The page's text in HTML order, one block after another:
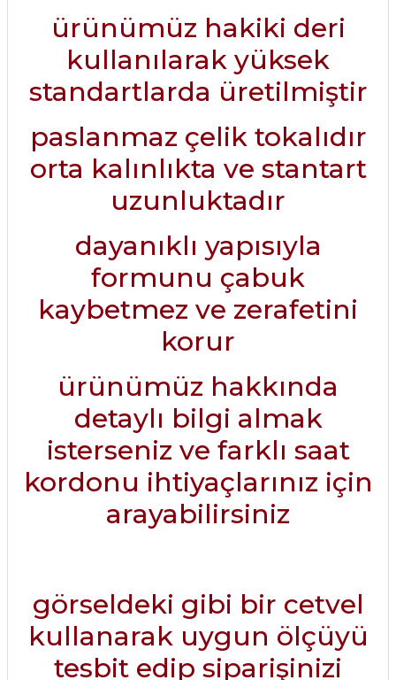
ürünümüz hakiki deri
kullanılarak yüksek
standartlarda üretilmiştir
paslanmaz çelik tokalıdır
orta kalınlıkta ve stantart
uzunluktadır
dayanıklı yapısıyla
formunu çabuk
kaybetmez ve zerafetini
korur
ürünümüz hakkında
detaylı bilgi almak
isterseniz ve farklı saat
kordonu ihtiyaçlarınız için
arayabilirsiniz
görseldeki gibi bir cetvel
kullanarak uygun ölçüyü
tesbit edip siparişinizi